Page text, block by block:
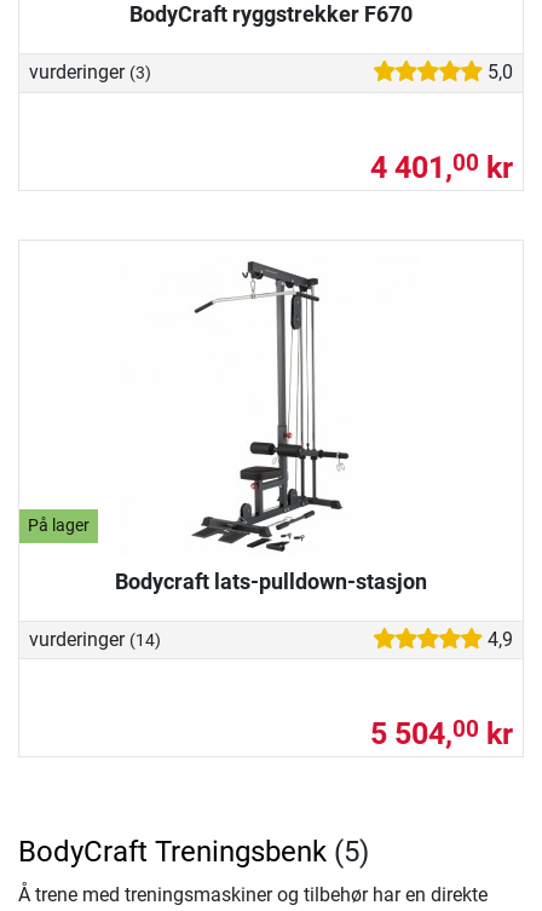
BodyCraft ryggstrekker F670
vurderinger (3) 5,0
4 401,00 kr
På lager
Bodycraft lats-pulldown-stasjon
vurderinger (14) 4,9
5 504,00 kr
BodyCraft Treningsbenk (5)
Å trene med treningsmaskiner og tilbehør har en direkte